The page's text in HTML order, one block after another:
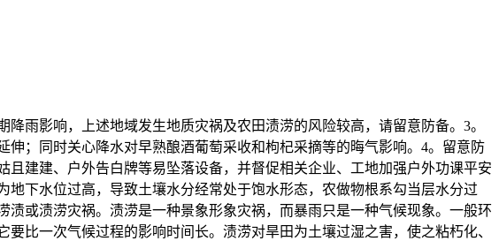
影响，上述地域发生地质灾祸及农田渍涝的风险较高，请留意防备。3。
；同时关心降水对早熟酿酒葡萄采收和枸杞采摘等的晦气影响。4。留意防
建建、户外告白牌等易坠落设备，并督促相关企业、工地加强户外功课平安
下水位过高，导致土壤水分经常处于饱水形态，农做物根系勾当层水分过
或渍涝灾祸。渍涝是一种景象形象灾祸，而暴雨只是一种气候现象。一般环
比一次气候过程的影响时间长。渍涝对旱田为土壤过湿之害，使之粘朽化、